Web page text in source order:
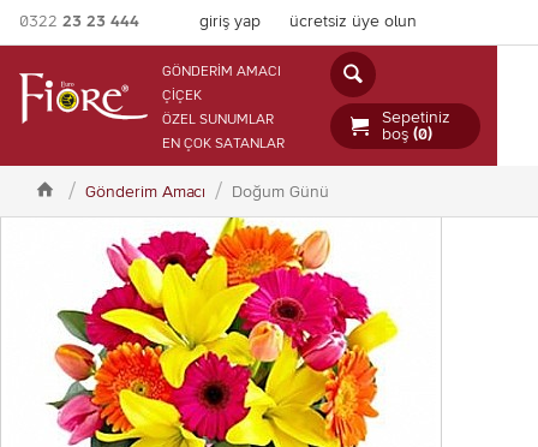
0322 23 23 444 giriş yap ücretsiz üye olun
GÖNDERİM AMACI
ÇİÇEK
ÖZEL SUNUMLAR
EN ÇOK SATANLAR


Sepetiniz
boş (0)
 Gönderim Amacı Doğum Günü